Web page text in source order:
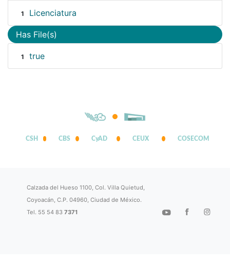
1 Licenciatura
Has File(s)
1 true
CSH CBS CyAD CEUX COSECOM
Calzada del Hueso 1100, Col. Villa Quietud,
Coyoacán, C.P. 04960, Ciudad de México.
Tel. 55 54 837371